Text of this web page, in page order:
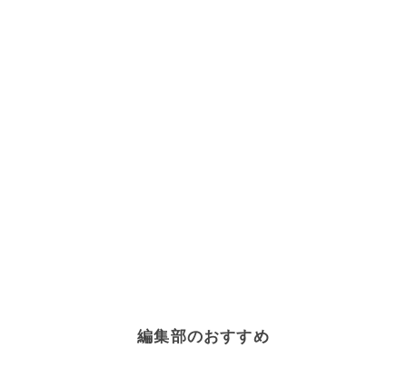
編集部のおすすめ